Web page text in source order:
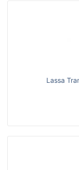
Lassa